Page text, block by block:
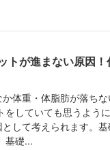
トが進まない原因
体重・体脂肪が落ち
をしていても思うよう
して考えられます。
基礎...